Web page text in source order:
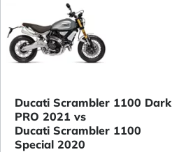
Ducati Scrambler 1100 Dark
PRO 2021 vs
Ducati Scrambler 1100
Special 2020